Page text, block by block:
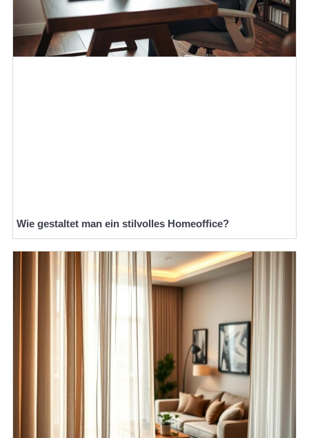
Wie gestaltet man ein stilvolles Homeoffice?